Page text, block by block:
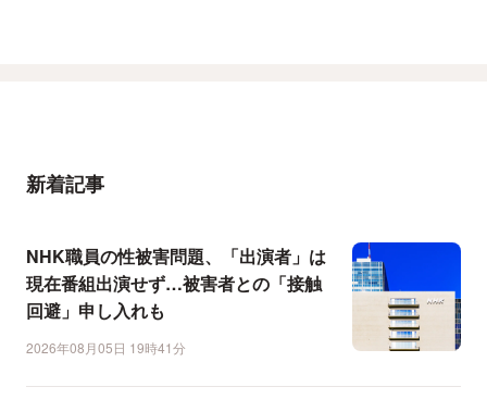
新着記事
NHK職員の性被害問題、「出演者」は
現在番組出演せず…被害者との「接触
回避」申し入れも
2026年08月05日 19時41分